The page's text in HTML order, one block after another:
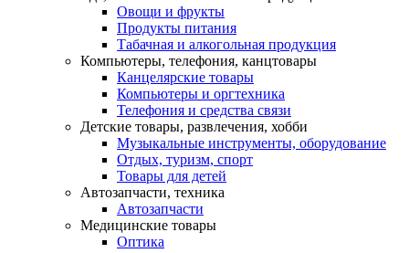
Овощи и фрукты
Продукты питания
Табачная и алкогольная продукция
Компьютеры, телефония, канцтовары
Канцелярские товары
Компьютеры и оргтехника
Телефония и средства связи
Детские товары, развлечения, хобби
Музыкальные инструменты, оборудование
Отдых, туризм, спорт
Товары для детей
Автозапчасти, техника
Автозапчасти
Медицинские товары
Оптика